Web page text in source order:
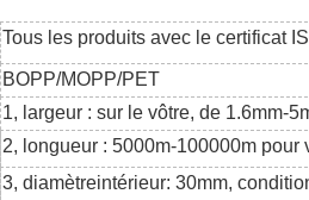
Tous les produits avec le certificat
BOPP/MOPP/PET
1, largeur : sur le vôtre, de 1.6mm-
2, longueur : 5000m-100000m pour
3, diamètreintérieur: 30mm,